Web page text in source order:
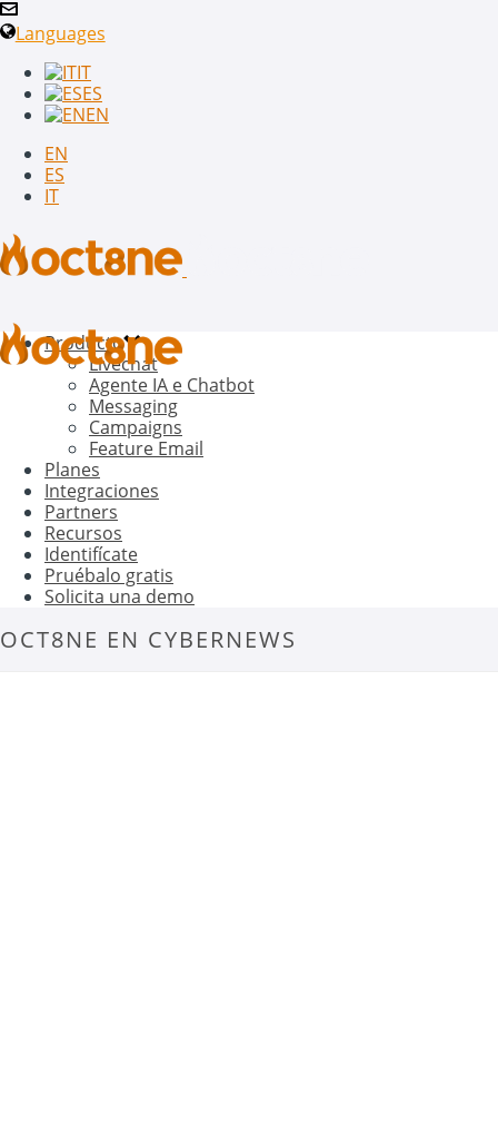
Languages
IT
ES
EN
EN
ES
IT
Producto
Livechat
Agente IA e Chatbot
Messaging
Campaigns
Feature Email
Planes
Integraciones
Partners
Recursos
Identifícate
Pruébalo gratis
Solicita una demo
OCT8NE EN CYBERNEWS